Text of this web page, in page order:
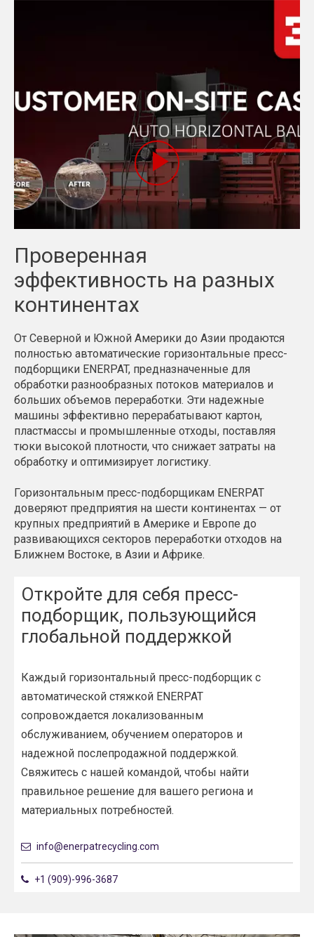
Проверенная
эффективность на разных
континентах
От Северной и Южной Америки до Азии продаются
полностью автоматические горизонтальные пресс-
подборщики ENERPAT, предназначенные для
обработки разнообразных потоков материалов и
больших объемов переработки. Эти надежные
машины эффективно перерабатывают картон,
пластмассы и промышленные отходы, поставляя
тюки высокой плотности, что снижает затраты на
обработку и оптимизирует логистику.
Горизонтальным пресс-подборщикам ENERPAT
доверяют предприятия на шести континентах — от
крупных предприятий в Америке и Европе до
развивающихся секторов переработки отходов на
Ближнем Востоке, в Азии и Африке.
Откройте для себя пресс-
подборщик, пользующийся
глобальной поддержкой​​​​​​​
Каждый горизонтальный пресс-подборщик с
автоматической стяжкой ENERPAT
сопровождается локализованным
обслуживанием, обучением операторов и
надежной послепродажной поддержкой.
Свяжитесь с нашей командой, чтобы найти
правильное решение для вашего региона и
материальных потребностей.
info@enerpatrecycling.com​​​​​​​
+1 (909)-996-3687​​​​​​​